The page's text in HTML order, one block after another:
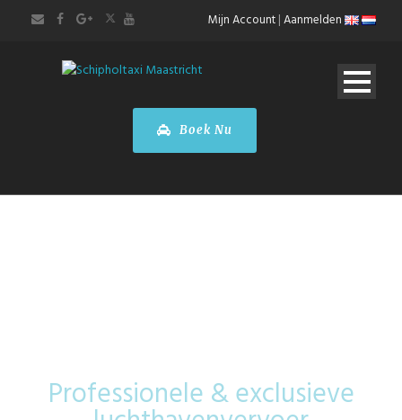
Mijn Account|Aanmelden
Boek Nu
Professionele & exclusieve